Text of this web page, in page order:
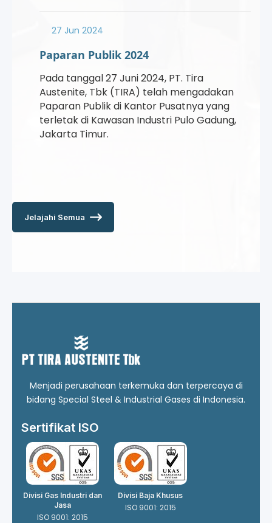
27 Jun 2024
Paparan Publik 2024
Pada tanggal 27 Juni 2024, PT. Tira
Austenite, Tbk (TIRA) telah mengadakan
Paparan Publik di Kantor Pusatnya yang
terletak di Kawasan Industri Pulo Gadung,
Jakarta Timur.
Jelajahi Semua
Menjadi perusahaan terkemuka dan terpercaya di
bidang Special Steel & Industrial Gases di Indonesia.
Sertifikat ISO
Divisi Gas Industri dan
Jasa
ISO 9001: 2015
Divisi Baja Khusus
ISO 9001: 2015